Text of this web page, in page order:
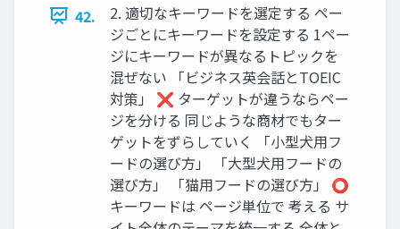
42.
2. 適切なキーワードを選定する ペー
ジごとにキーワードを設定する 1ペー
ジにキーワードが異なるトピックを
混ぜない 「ビジネス英会話とTOEIC
対策」 ❌️ ターゲットが違うならペー
ジを分ける 同じような商材でもター
ゲットをずらしていく 「小型犬用フ
ードの選び方」 「大型犬用フードの
選び方」 「猫用フードの選び方」 ⭕️
キーワードは ページ単位で 考える サ